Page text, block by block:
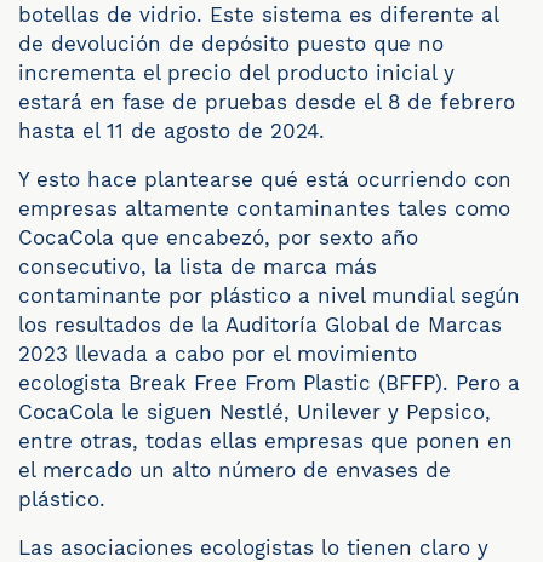
botellas de vidrio. Este sistema es diferente al
de devolución de depósito puesto que no
incrementa el precio del producto inicial y
estará en fase de pruebas desde el 8 de febrero
hasta el 11 de agosto de 2024.
Y esto hace plantearse qué está ocurriendo con
empresas altamente contaminantes tales como
CocaCola que encabezó, por sexto año
consecutivo, la lista de marca más
contaminante por plástico a nivel mundial según
los resultados de la Auditoría Global de Marcas
2023 llevada a cabo por el movimiento
ecologista Break Free From Plastic (BFFP). Pero a
CocaCola le siguen Nestlé, Unilever y Pepsico,
entre otras, todas ellas empresas que ponen en
el mercado un alto número de envases de
plástico.
Las asociaciones ecologistas lo tienen claro y